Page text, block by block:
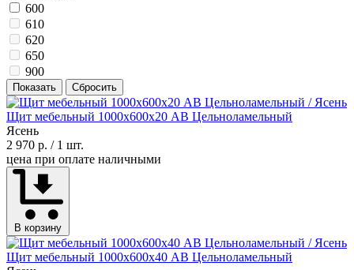
600
610
620
650
900
Показать Сбросить
Щит мебельный 1000х600х20 АВ Цельноламельный
Ясень
2 970 р. / 1 шт.
цена при оплате наличными
В корзину
Щит мебельный 1000х600х40 АВ Цельноламельный